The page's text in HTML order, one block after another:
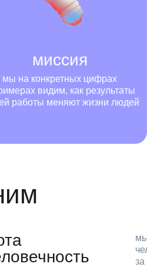
миссия
мы на конкретных цифрах
видим, как результаты
работы меняют жизни людей